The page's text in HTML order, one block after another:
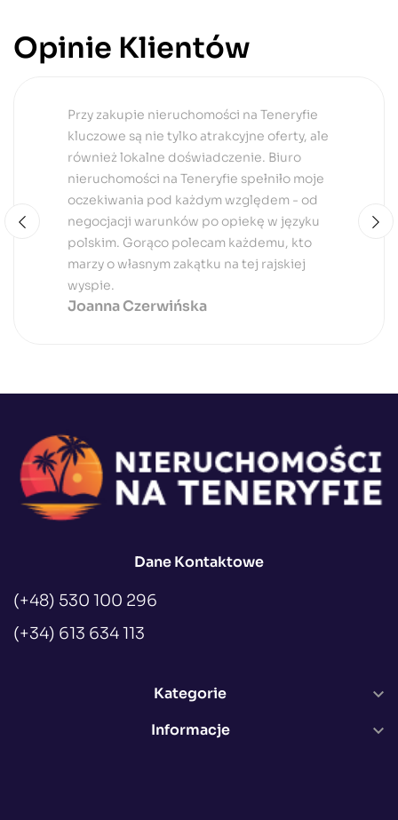
Opinie Klientów
Dla mnie, jako inwestora zagranicznego,
kluczową kwestią było zrozumienie
procesu zakupu nieruchomości na
Teneryfie. Biuro to nie tylko pomogło mi w
znalezieniu idealnej oferty, ale także
zapewniło kompleksowe wsparcie
prawnicze i finansowe. Bez obaw mogę
polecić ich usługi każdemu, kto chce
zainwestować w rajską wyspę!
Andrzej Kwiatkowski
Dane Kontaktowe
(+48) 530 100 296
(+34) 613 634 113
Kategorie 
Informacje 